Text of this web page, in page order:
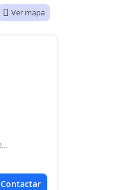
Ver mapa
Sobre calle pública s/n, ugarteche 123 has superficie total. La finca cuenta con 53.5 has plantadas. 22.5 has de malbec, 2.3 has de chardonnay, 5.6 has de bonarda, 1.1 has de ancellota, 0.9 has de carmenere y 20.93 has de cab. Sauvignon. Pozo de 10" a 110 m de profundidad. Riego por goteo para la totalidad de los viñedos plantados. Casa de encargado. Finca en buen estado vegetativo. Los suelos son franco arenoso a franco limoso, con piedra a 30-100 cm de profundidad. Vecino de la bodega doña paula. Puntos de interés se encuentra a 970 msnm. 45 km del centro de mendoza. 6 km de la ruta 40 hacia el oeste. En común mateu rural.
Contactar